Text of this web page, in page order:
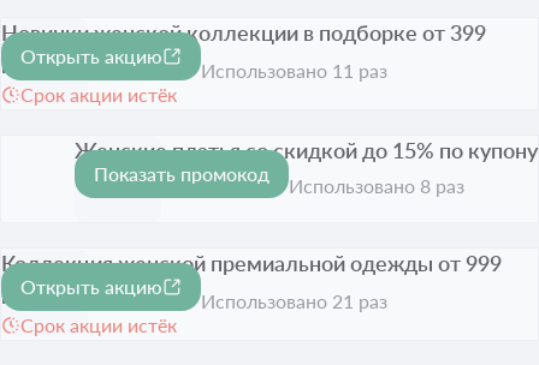
Новинки женской коллекции в подборке от 399
рублей
Срок акции истёк
Открыть акцию
Использовано 11 раз
-15%
Женские платья со скидкой до 15% по купону
Срок акции истёк
Показать промокод
Использовано 8 раз
Коллекция женской премиальной одежды от 999
рублей
Срок акции истёк
Открыть акцию
Использовано 21 раз